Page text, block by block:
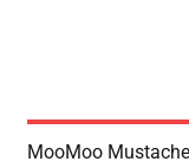
MooMoo